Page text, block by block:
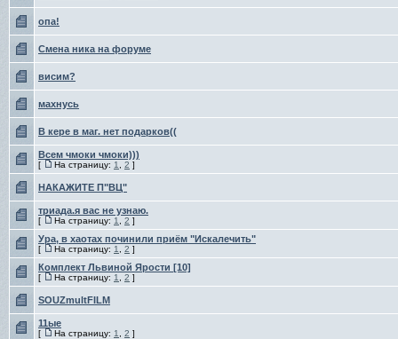
опа!
Смена ника на форуме
висим?
маxнусь
В кере в маг. нет подарков((
Всем чмоки чмоки)))
[ На страницу: 1 2 ]
НАКАЖИТЕ П"ВЦ"
триада.я вас не узнаю.
[ На страницу: 1 2 ]
Ура, в хаотах починили приём "Искалечить"
[ На страницу: 1 2 ]
Комплект Львиной Ярости [10]
[ На страницу: 1 2 ]
SOUZmultFILM
11ые
[ На страницу: 1 2 ]